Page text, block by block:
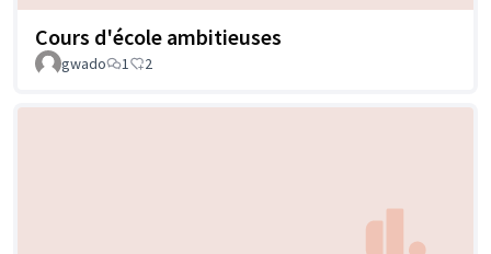
Cours d'école ambitieuses
gwado 1 2